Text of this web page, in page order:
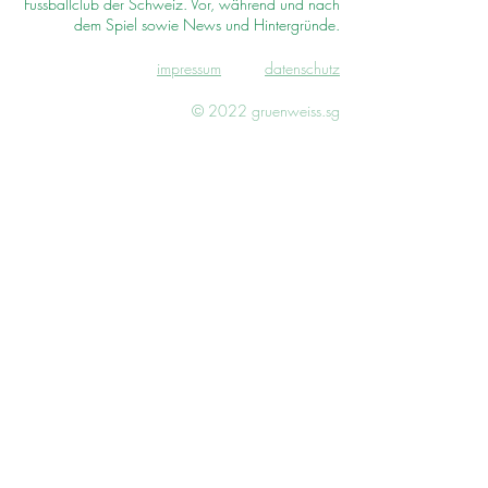
dem Spiel sowie News und Hintergründe.
impressum datenschutz
© 2022 gruenweiss.sg